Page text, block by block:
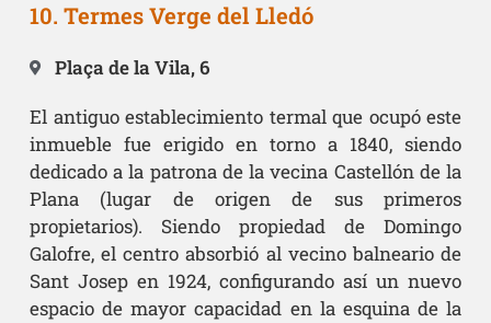
10. Termes Verge del Lledó
Plaça de la Vila, 6
El antiguo establecimiento termal que ocupó este
inmueble fue erigido en torno a 1840, siendo
dedicado a la patrona de la vecina Castellón de la
Plana (lugar de origen de sus primeros
propietarios). Siendo propiedad de Domingo
Galofre, el centro absorbió al vecino balneario de
Sant Josep en 1924, configurando así un nuevo
espacio de mayor capacidad en la esquina de la